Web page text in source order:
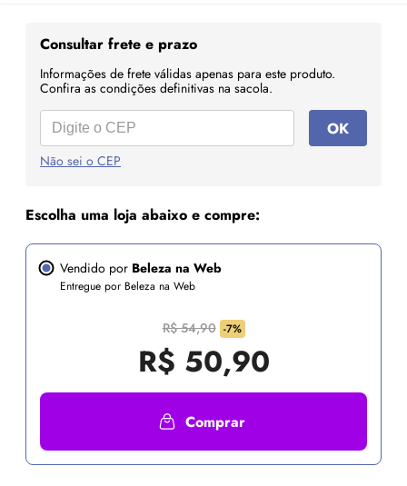
Consultar frete e prazo
Informações de frete válidas apenas para este produto.
Confira as condições definitivas na sacola.
OK
Não sei o CEP
Escolha uma loja abaixo e compre:
Vendido por Beleza na Web
Entregue por Beleza na Web
R$ 54,90 -7%
R$ 50,90
Comprar